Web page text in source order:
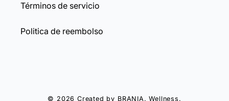
Términos de servicio
Politica de reembolso
© 2026 Created by BRANIA. Wellness.